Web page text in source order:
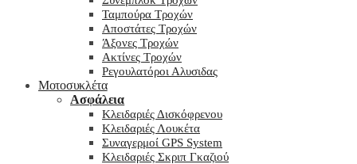
Ταμπούρα Τροχών
Αποστάτες Τροχών
Άξονες Τροχών
Ακτίνες Τροχών
Ρεγουλατόροι Αλυσιδας
Μοτοσυκλέτα
Ασφάλεια
Κλειδαριές Δισκόφρενου
Κλειδαριές Λουκέτα
Συναγερμοί GPS System
Κλειδαριές Σκριπ Γκαζιού